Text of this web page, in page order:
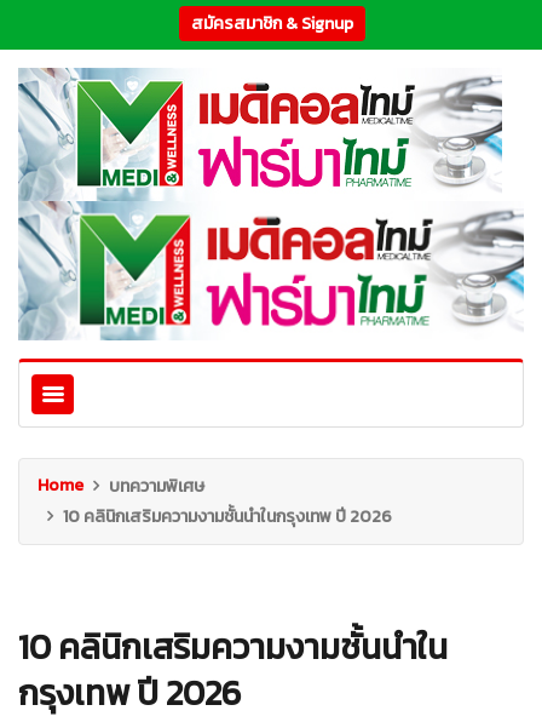
สมัครสมาชิก & Signup
Home
บทความพิเศษ
10 คลินิกเสริมความงามชั้นนำในกรุงเทพ ปี 2026
10 คลินิกเสริมความงามชั้นนำใน
กรุงเทพ ปี 2026